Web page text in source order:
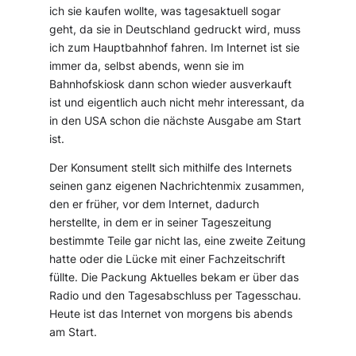
ich sie kaufen wollte, was tagesaktuell sogar
geht, da sie in Deutschland gedruckt wird, muss
ich zum Hauptbahnhof fahren. Im Internet ist sie
immer da, selbst abends, wenn sie im
Bahnhofskiosk dann schon wieder ausverkauft
ist und eigentlich auch nicht mehr interessant, da
in den USA schon die nächste Ausgabe am Start
ist.
Der Konsument stellt sich mithilfe des Internets
seinen ganz eigenen Nachrichtenmix zusammen,
den er früher, vor dem Internet, dadurch
herstellte, in dem er in seiner Tageszeitung
bestimmte Teile gar nicht las, eine zweite Zeitung
hatte oder die Lücke mit einer Fachzeitschrift
füllte. Die Packung Aktuelles bekam er über das
Radio und den Tagesabschluss per Tagesschau.
Heute ist das Internet von morgens bis abends
am Start.